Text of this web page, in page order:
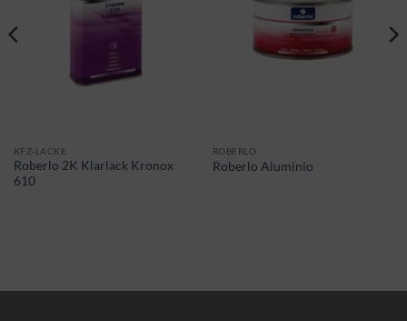
KFZ-LACKE
Roberlo 2K Klarlack Kronox
610
ROBERLO
Roberlo Aluminio